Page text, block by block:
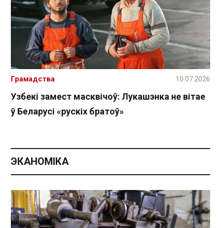
Узбекі замест масквічоў: Лукашэнка не вітае
ў Беларусі «рускіх братоў»
Грамадства 10.07.2026
ЭКАНОМІКА